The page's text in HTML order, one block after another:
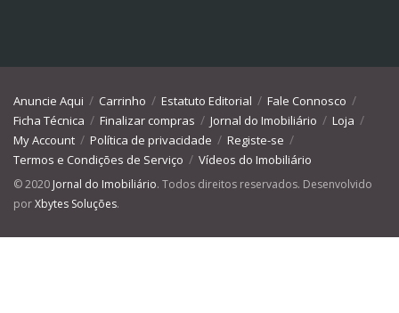
Anuncie Aqui Carrinho Estatuto Editorial
Fale Connosco
Ficha Técnica
Finalizar compras Jornal do Imobiliário
Loja
My Account
Política de privacidade
Registe-se
Termos e Condições de Serviço
Vídeos do Imobiliário
© 2020 Jornal do Imobiliário. Todos direitos reservados. Desenvolvido
porXbytes Soluções.